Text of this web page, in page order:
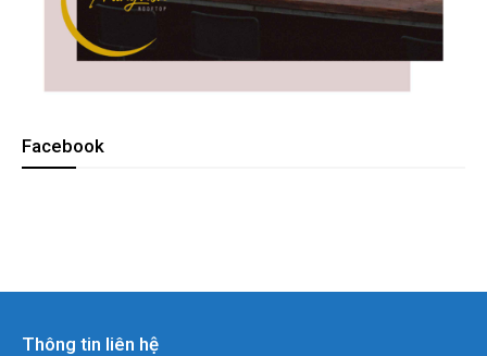
Facebook
Thông tin liên hệ